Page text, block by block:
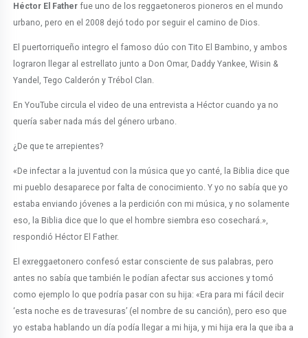
Héctor El Father fue uno de los reggaetoneros pioneros en el mundo
urbano, pero en el 2008 dejó todo por seguir el camino de Dios.
El puertorriqueño integro el famoso dúo con Tito El Bambino, y ambos
lograron llegar al estrellato junto a Don Omar, Daddy Yankee, Wisin &
Yandel, Tego Calderón y Trébol Clan.
En YouTube circula el video de una entrevista a Héctor cuando ya no
quería saber nada más del género urbano.
¿De que te arrepientes?
«De infectar a la juventud con la música que yo canté, la Biblia dice que
mi pueblo desaparece por falta de conocimiento. Y yo no sabía que yo
estaba enviando jóvenes a la perdición con mi música, y no solamente
eso, la Biblia dice que lo que el hombre siembra eso cosechará.»,
respondió Héctor El Father.
El exreggaetonero confesó estar consciente de sus palabras, pero
antes no sabía que también le podían afectar sus acciones y tomó
como ejemplo lo que podría pasar con su hija: «Era para mi fácil decir
‘esta noche es de travesuras’ (el nombre de su canción), pero eso que
yo estaba hablando un día podía llegar a mi hija, y mi hija era la que iba a